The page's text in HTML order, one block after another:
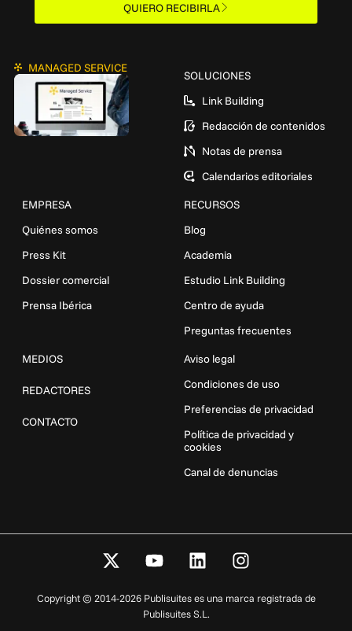
QUIERO RECIBIRLA
MANAGED SERVICE
SOLUCIONES
Link Building
Redacción de contenidos
Notas de prensa
Calendarios editoriales
EMPRESA
Quiénes somos
Press Kit
Dossier comercial
Prensa Ibérica
RECURSOS
Blog
Academia
Estudio Link Building
Centro de ayuda
Preguntas frecuentes
MEDIOS
REDACTORES
CONTACTO
Aviso legal
Condiciones de uso
Preferencias de privacidad
Política de privacidad y
cookies
Canal de denuncias
Copyright © 2014-2026 Publisuites es una marca registrada de
Publisuites S.L.
X
-
w
Y
o
t
u
L
i
k
e
I
n
t